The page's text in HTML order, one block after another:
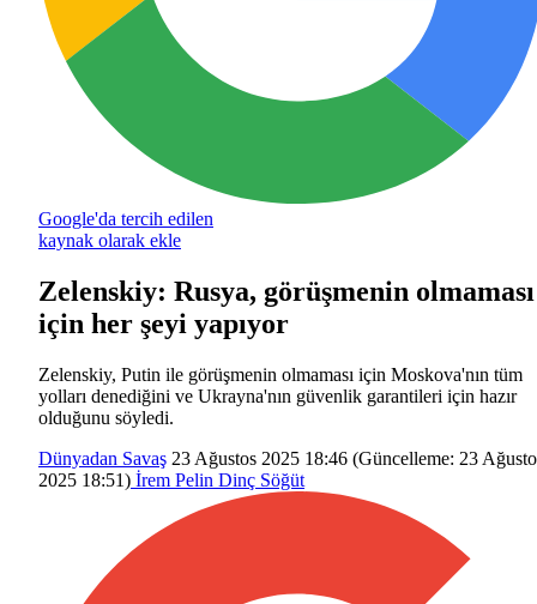
Google'da tercih edilen
kaynak olarak ekle
Zelenskiy: Rusya, görüşmenin olmaması
için her şeyi yapıyor
Zelenskiy, Putin ile görüşmenin olmaması için Moskova'nın tüm
yolları denediğini ve Ukrayna'nın güvenlik garantileri için hazır
olduğunu söyledi.
Dünyadan Savaş 23 Ağustos 2025 18:46 (Güncelleme: 23
2025 18:51) İrem Pelin Dinç Söğüt